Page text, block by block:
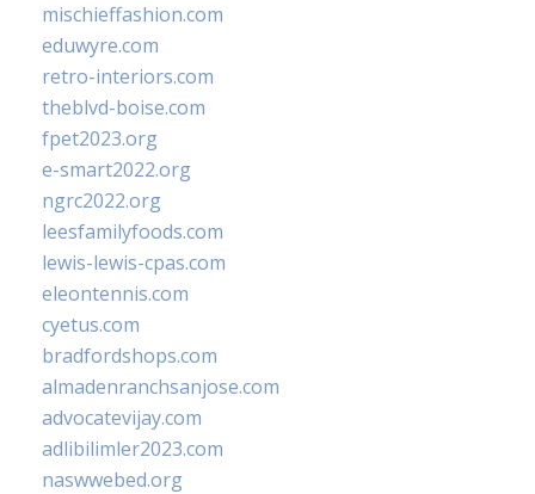
mischieffashion.com
eduwyre.com
retro-interiors.com
theblvd-boise.com
fpet2023.org
e-smart2022.org
ngrc2022.org
leesfamilyfoods.com
lewis-lewis-cpas.com
eleontennis.com
cyetus.com
bradfordshops.com
almadenranchsanjose.com
advocatevijay.com
adlibilimler2023.com
naswwebed.org